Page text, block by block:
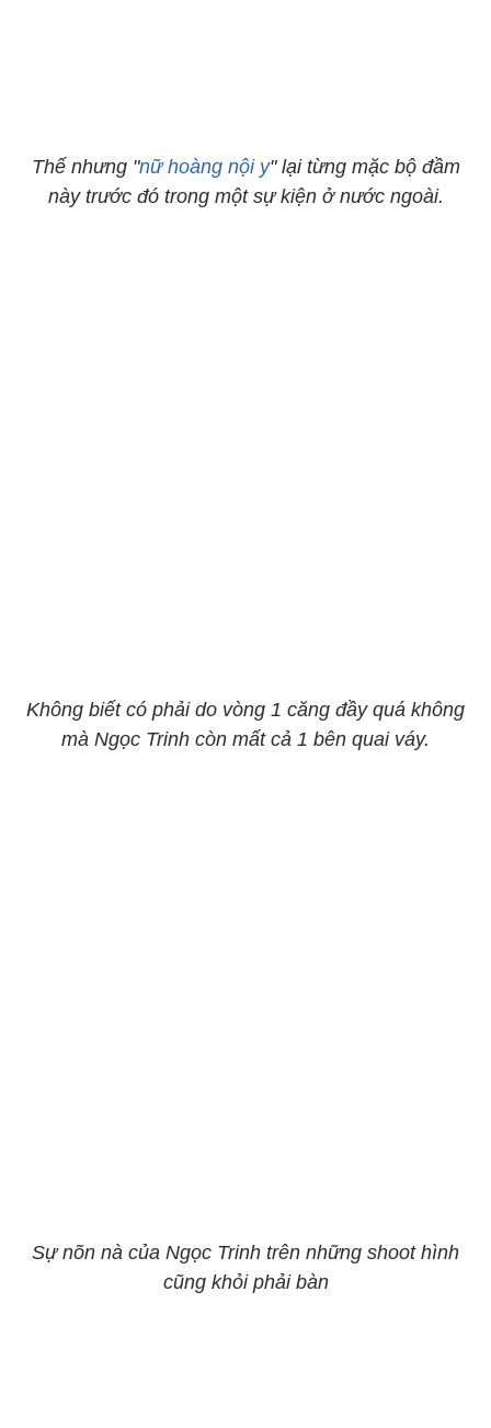
Thế nhưng "nữ hoàng nội y" lại từng mặc bộ đầm
này trước đó trong một sự kiện ở nước ngoài.
Không biết có phải do vòng 1 căng đầy quá không
mà Ngọc Trinh còn mất cả 1 bên quai váy.
Sự nõn nà của Ngọc Trinh trên những shoot hình
cũng khỏi phải bàn